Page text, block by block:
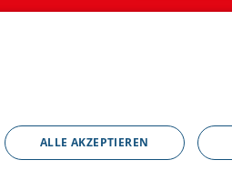
ALLE AKZEPTIEREN